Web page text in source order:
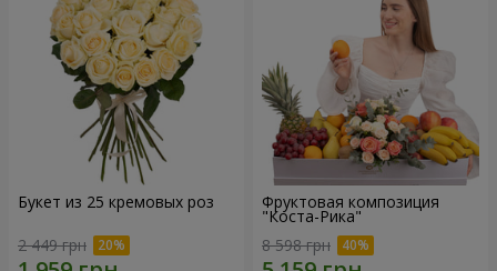
Букет из 25 кремовых роз
2 449 грн
Фруктовая композиция
"Коста-Рика"
8 598 грн